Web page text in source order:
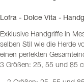
Lofra - Dolce Vita -
Exklusive Handgriffe in
selben Stil wie die Herde
einen perfekten
3 Größen: 25, 55 und 85